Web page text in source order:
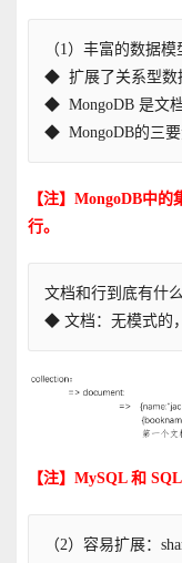
（1）丰富的数据模
◆  扩展了关系型数
◆  MongoDB 是文
◆  MongoDB的三
【注】MongoDB中
行。
文档和行到底有什么
◆ 文档：无模式的
【注】MySQL 和
（2）容易扩展：